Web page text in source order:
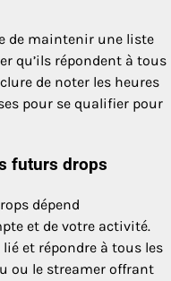
de maintenir une liste
qu’ils répondent à tous
de noter les heures
pour se qualifier pour
futurs drops
dépend
et de votre activité.
et répondre à tous les
ou le streamer offrant